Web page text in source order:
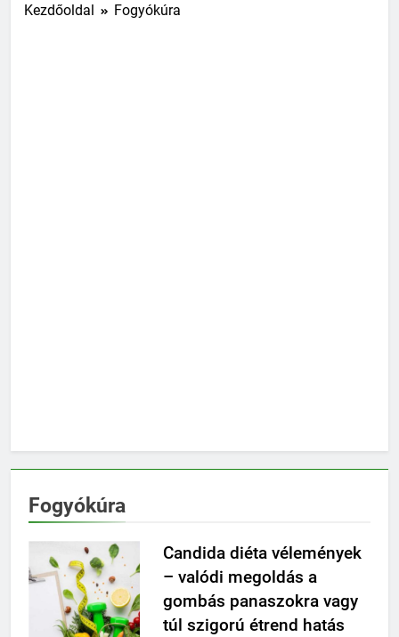
Kezdőoldal Fogyókúra
Fogyókúra
Candida diéta vélemények
– valódi megoldás a
gombás panaszokra vagy
túl szigorú étrend hatás